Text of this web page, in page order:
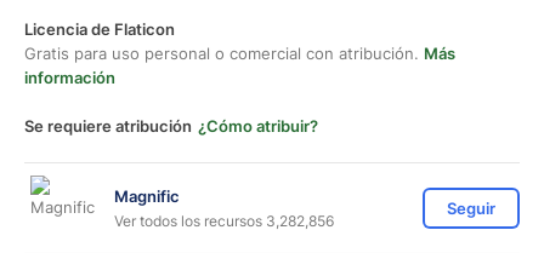
Licencia de Flaticon
Gratis para uso personal o comercial con atribución. Más
información
Se requiere atribución ¿Cómo atribuir?
Magnific
Ver todos los recursos 3,282,856
Seguir